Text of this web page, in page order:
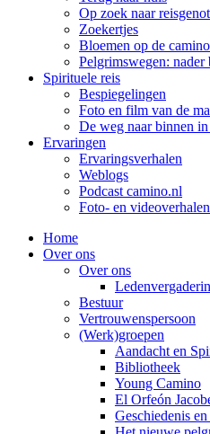
Op zoek naar
Zoekertjes
Bloemen op de camino
Pelgrimswegen: nader
Spirituele reis
Bespiegelingen
Foto en film van de
De weg naar binnen
Ervaringen
Ervaringsverhalen
Weblogs
Podcast camino.nl
Foto- en videoverhalen
Home
Over ons
Over ons
Bestuur
Vertrouwenspersoon
(Werk)groepen
Aandacht en
Bibliotheek
Young Camino
El Orfeón
Geschiedenis